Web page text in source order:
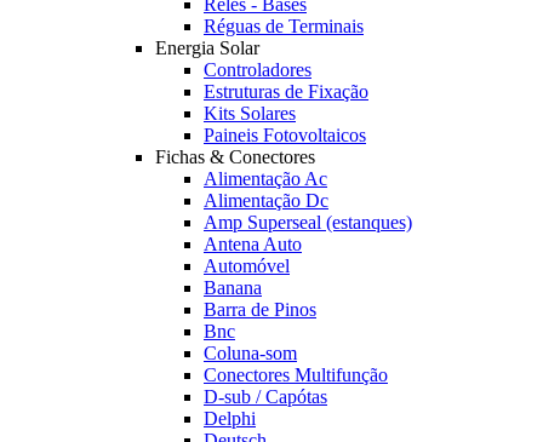
Relés - Bases
Réguas de Terminais
Energia Solar
Controladores
Estruturas de Fixação
Kits Solares
Paineis Fotovoltaicos
Fichas & Conectores
Alimentação Ac
Alimentação Dc
Amp Superseal (estanques)
Antena Auto
Automóvel
Banana
Barra de Pinos
Bnc
Coluna-som
Conectores Multifunção
D-sub / Capótas
Delphi